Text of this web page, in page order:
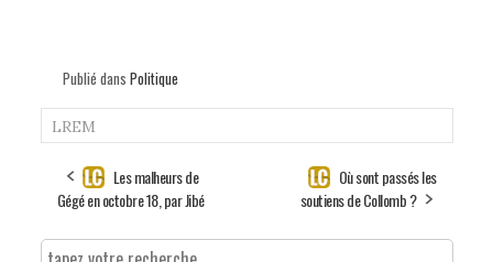
Publié dans Politique
LREM
Les malheurs de
Gégé en octobre 18, par Jibé
Où sont passés les
soutiens de Collomb ?